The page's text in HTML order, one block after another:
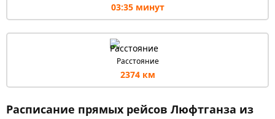
03:35 минут
Расстояние
2374 км
Расписание прямых рейсов Люфтганза из